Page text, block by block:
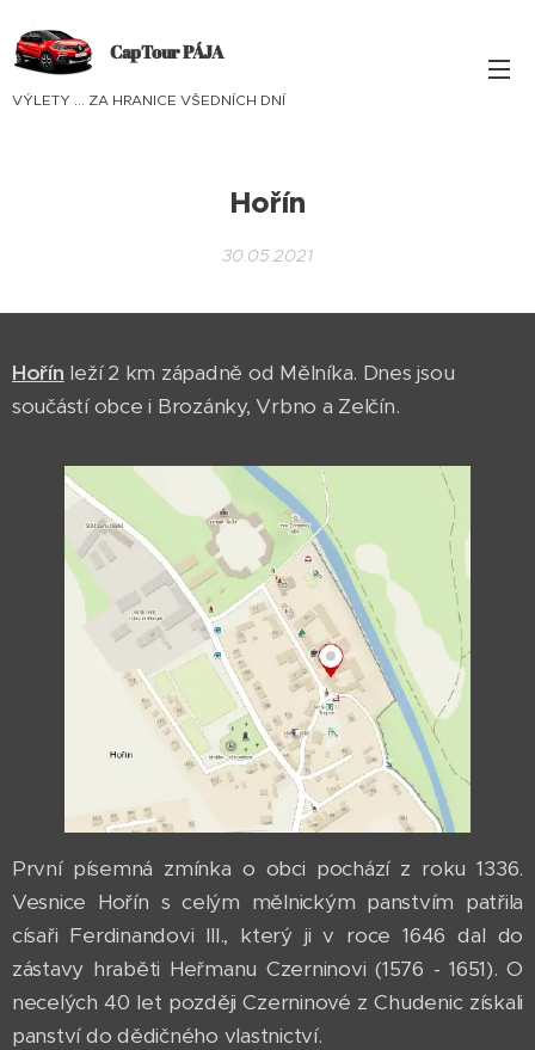
CapTour PÁJA
VÝLETY ... ZA HRANICE VŠEDNÍCH DNÍ
Hořín
30.05.2021
Hořín leží 2 km západně od Mělníka. Dnes jsou
součástí obce i Brozánky, Vrbno a Zelčín.
První písemná zmínka o obci pochází z roku 1336.
Vesnice Hořín s celým mělnickým panstvím patřila
císaři Ferdinandovi III., který ji v roce 1646 dal do
zástavy hraběti Heřmanu Czerninovi (1576 - 1651). O
necelých 40 let později Czerninové z Chudenic získali
panství do dědičného vlastnictví.